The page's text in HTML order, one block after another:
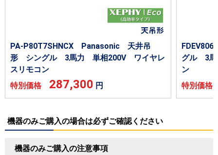
PA-P80T7SHNCX Panasonic 天井吊
形 シングル 3馬力 単相200V ワイヤレ
スリモコン
特別価格 287,300 円
グル 3馬
ン
特別価
機器のみご購入の場合は必ずご確認ください
機器のみご購入の注意事項